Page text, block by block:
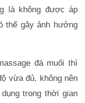
là không được áp
thể gây ảnh hưởng
đá muối thì
vừa đủ, không nên
trong thời gian